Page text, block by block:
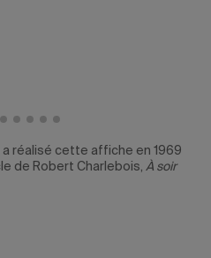
réalisé cette affiche en 1969
de Robert Charlebois, À soir